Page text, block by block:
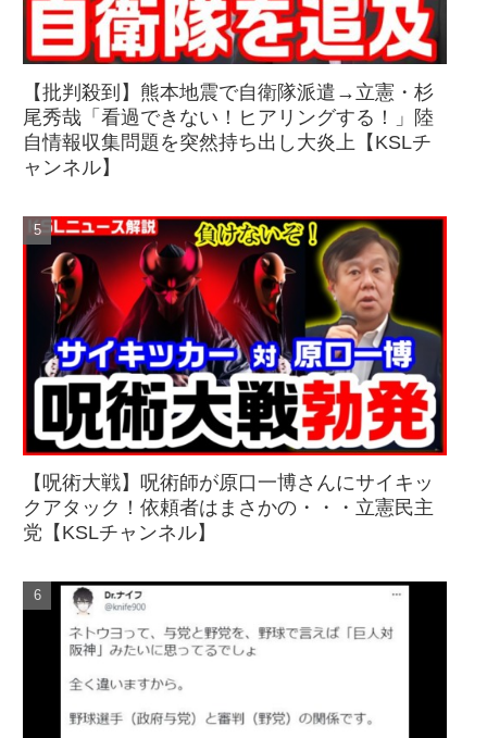
【批判殺到】熊本地震で自衛隊派遣→立憲・杉
尾秀哉「看過できない！ヒアリングする！」陸
自情報収集問題を突然持ち出し大炎上【KSLチ
ャンネル】
【呪術大戦】呪術師が原口一博さんにサイキッ
クアタック！依頼者はまさかの・・・立憲民主
党【KSLチャンネル】